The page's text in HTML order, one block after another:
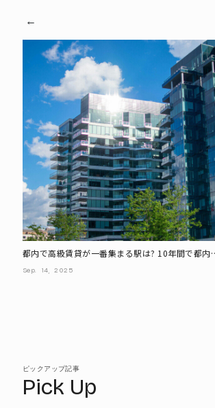
都内で高級賃貸が一番集まる駅は? 10年間で都内
均との家賃差は約3～6倍に
Sep. 14, 2025
ピックアップ記事
Pick Up